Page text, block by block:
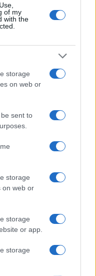
of my
with the
storage
on web or
sent to
storage
on web or
storage
or app.
storage
dei Dati
calcio, storia e